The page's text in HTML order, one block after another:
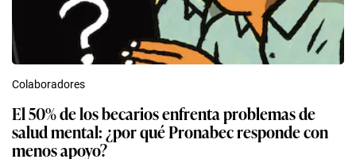
Colaboradores
El 50% de los becarios enfrenta problemas de
salud mental: ¿por qué Pronabec responde con
menos apoyo?